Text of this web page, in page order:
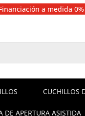
a medida 0%
CUCHILLOS
DE APERTURA ASISTIDA